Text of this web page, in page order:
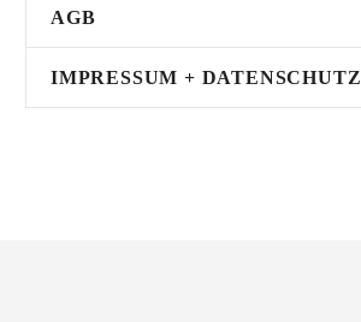
AGB
IMPRESSUM + DATENSCHUTZ